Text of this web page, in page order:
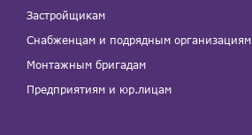
Застройщикам
Снабженцам и подрядным организациям
Монтажным бригадам
Предприятиям и юр.лицам